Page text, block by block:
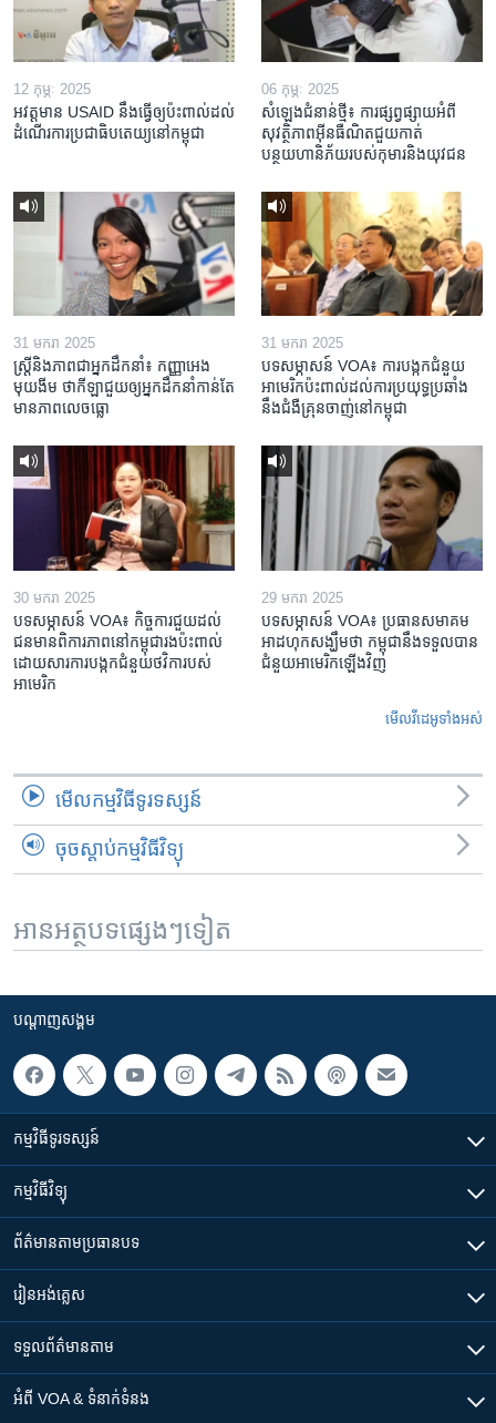
12 កុម្ភៈ 2025
អវត្តមាន USAID នឹងធ្វើឲ្យប៉ះពាល់ដល់
ដំណើរការប្រជាធិបតេយ្យនៅកម្ពុជា
06 កុម្ភៈ 2025
សំឡេងជំនាន់ថ្មី៖ ការផ្សព្វផ្សាយអំពី
សុវត្ថិភាពអ៊ីនធឺណិតជួយកាត់
បន្ថយហានិភ័យរបស់កុមារនិងយុវជន
31 មករា 2025
ស្រ្តី​និង​ភាព​ជា​អ្នក​ដឹកនាំ៖ កញ្ញា​អេង
មុយងីម ថា​កីឡា​ជួយឲ្យ​អ្នកដឹកនាំ​កាន់តែ​
មាន​ភាព​លេចធ្លោ
31 មករា 2025
បទសម្ភាសន៍ VOA៖ ការបង្កក​ជំនួយ​
អាមេរិក​ប៉ះពាល់ដល់​ការប្រយុទ្ធ​ប្រឆាំង​
នឹង​ជំងឺ​គ្រុនចាញ់​នៅ​កម្ពុជា
30 មករា 2025
បទសម្ភាសន៍ VOA៖ កិច្ចការ​ជួយ​ដល់​
ជន​មាន​ពិការភាព​នៅកម្ពុជា​រង​ប៉ះពាល់​
ដោយសារ​ការ​បង្កក​ជំនួយ​ថវិកា​របស់​
អាមេរិក
29 មករា 2025
បទសម្ភាសន៍ VOA៖ ប្រធាន​សមាគម​
អាដហុក​សង្ឃឹម​ថា កម្ពុជា​នឹង​ទទួល​បាន​
ជំនួយ​អាមេរិក​ឡើងវិញ
មើល​វីដេអូ​ទាំង​អស់
មើល​កម្មវិធី​ទូរទស្សន៍
ចុចស្តាប់កម្មវិធីវិទ្យុ
អានអត្ថបទផ្សេងៗទៀត
បណ្តាញ​សង្គម
កម្មវិធី​ទូរទស្សន៍
កម្មវិធី​វិទ្យុ
ព័ត៌មាន​តាមប្រធានបទ​
រៀន​​អង់គ្លេស
ទទួល​ព័ត៌មាន​តាម
អំពី​ VOA & ទំនាក់ទំនង